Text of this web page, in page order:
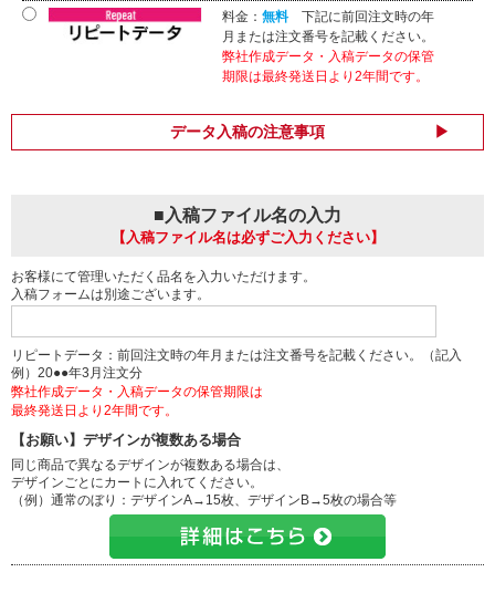
料金：無料 下記に前回注文時の年
月または注文番号を記載ください。
弊社作成データ・入稿データの保管
期限は最終発送日より2年間です。
データ入稿の注意事項
■入稿ファイル名の入力
【入稿ファイル名は必ずご入力ください】
お客様にて管理いただく品名を入力いただけます。
入稿フォームは別途ございます。
リピートデータ：前回注文時の年月または注文番号を記載ください。（記入
例）20●●年3月注文分
弊社作成データ・入稿データの保管期限は
最終発送日より2年間です。
【お願い】デザインが複数ある場合
同じ商品で異なるデザインが複数ある場合は、
デザインごとにカートに入れてください。
（例）通常のぼり：デザインA→15枚、デザインB→5枚の場合等